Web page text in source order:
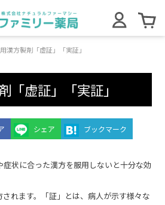
漢方製剤「虚証」「実証」
「虚証」「実証」
シェア ブックマーク
状に合った漢方を服用しないと十分な効
れます。「証」とは、病人が示す様々な